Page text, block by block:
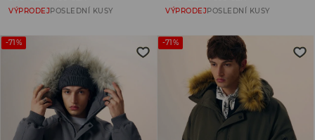
VÝPRODEJ POSLEDNÍ KUSY VÝPRODEJ POSLEDNÍ KUSY
-71% -71%